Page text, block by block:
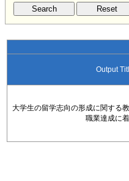
Output
大学生の留学志向の形成に関する
職業達成に